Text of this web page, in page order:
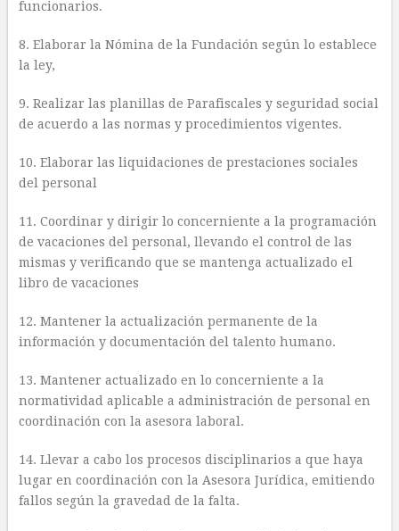
funcionarios.
8. Elaborar la Nómina de la Fundación según lo establece
la ley,
9. Realizar las planillas de Parafiscales y seguridad social
de acuerdo a las normas y procedimientos vigentes.
10. Elaborar las liquidaciones de prestaciones sociales
del personal
11. Coordinar y dirigir lo concerniente a la programación
de vacaciones del personal, llevando el control de las
mismas y verificando que se mantenga actualizado el
libro de vacaciones
12. Mantener la actualización permanente de la
información y documentación del talento humano.
13. Mantener actualizado en lo concerniente a la
normatividad aplicable a administración de personal en
coordinación con la asesora laboral.
14. Llevar a cabo los procesos disciplinarios a que haya
lugar en coordinación con la Asesora Jurídica, emitiendo
fallos según la gravedad de la falta.